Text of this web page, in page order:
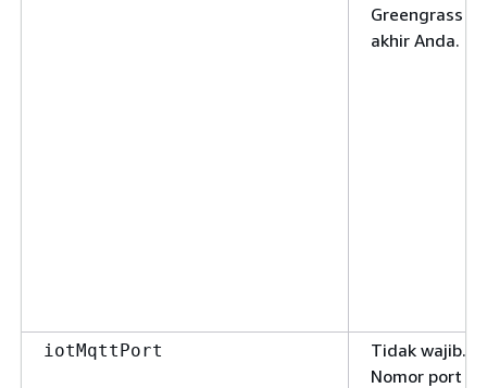
Greengrass
akhir Anda.
iotMqttPort
Tidak wajib.
Nomor port